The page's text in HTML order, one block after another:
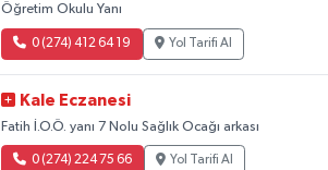
Öğretim Okulu Yanı
0 (274) 412 64 19 Yol Tarifi Al
Kale Eczanesi
Fatih İ.O.Ö. yanı 7 Nolu Sağlık Ocağı arkası
0 (274) 224 75 66 Yol Tarifi Al